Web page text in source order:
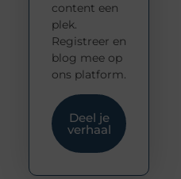
content een
plek.
Registreer en
blog mee op
ons platform.
Deel je
verhaal